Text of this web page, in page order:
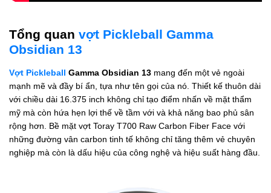
Tổng quan vợt Pickleball Gamma
Obsidian 13
Vợt Pickleball Gamma Obsidian 13 mang đến một vẻ ngoài
mạnh mẽ và đầy bí ẩn, tựa như tên gọi của nó. Thiết kế thuôn dài
với chiều dài 16.375 inch không chỉ tạo điểm nhấn về mặt thẩm
mỹ mà còn hứa hẹn lợi thế về tầm với và khả năng bao phủ sân
rộng hơn. Bề mặt vợt Toray T700 Raw Carbon Fiber Face với
những đường vân carbon tinh tế không chỉ tăng thêm vẻ chuyên
nghiệp mà còn là dấu hiệu của công nghệ và hiệu suất hàng đầu.